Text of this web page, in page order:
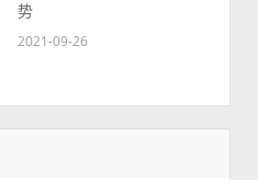
势
2021-09-26